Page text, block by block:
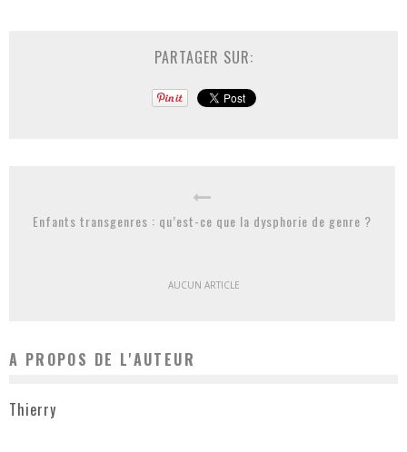
PARTAGER SUR:
Enfants transgenres : qu’est-ce que la dysphorie de genre ?
AUCUN ARTICLE
A PROPOS DE L'AUTEUR
Thierry